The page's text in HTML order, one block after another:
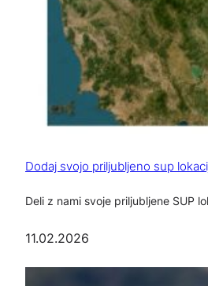
Dodaj svojo priljubljeno sup
Deli z nami svoje priljubljene SUP
11.02.2026